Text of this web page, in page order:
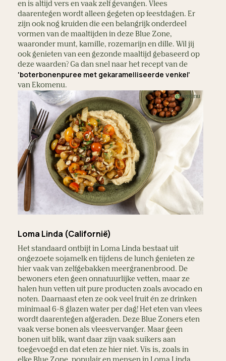
en is altijd vers en vaak zelf gevangen. Vlees
daarentegen wordt alleen gegeten op feestdagen. Er
zijn ook nog kruiden die een belangrijk onderdeel
vormen van de maaltijden in deze Blue Zone,
waaronder munt, kamille, rozemarijn en dille. Wil jij
ook genieten van een gezonde maaltijd gebaseerd op
deze waarden? Ga dan snel naar het recept van de
'boterbonenpuree met gekaramelliseerde venkel'
van Ekomenu.
Loma Linda (Californië)
Het standaard ontbijt in Loma Linda bestaat uit
ongezoete sojamelk en tijdens de lunch genieten ze
hier vaak van zelfgebakken meergranenbrood. De
bewoners eten geen onnatuurlijke vetten, maar ze
halen hun vetten uit pure producten zoals avocado en
noten. Daarnaast eten ze ook veel fruit én ze drinken
minimaal 6-8 glazen water per dag! Het eten van vlees
wordt daarentegen afgeraden. Deze Blue Zoners eten
vaak verse bonen als vleesvervanger. Maar geen
bonen uit blik, want daar zijn vaak suikers aan
toegevoegd en dat eten ze hier niet. Vis is, zoals in